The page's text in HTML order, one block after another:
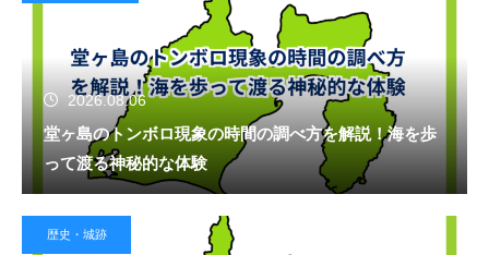
2026.08.06
堂ヶ島のトンボロ現象の時間の調べ方を解説！海を歩
って渡る神秘的な体験
歴史・城跡